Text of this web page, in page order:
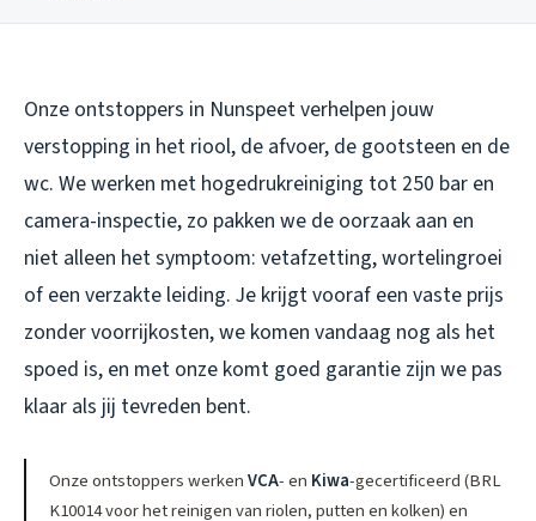
Onze ontstoppers in Nunspeet verhelpen jouw
verstopping in het riool, de afvoer, de gootsteen en de
wc. We werken met hogedrukreiniging tot 250 bar en
camera-inspectie, zo pakken we de oorzaak aan en
niet alleen het symptoom: vetafzetting, wortelingroei
of een verzakte leiding. Je krijgt vooraf een vaste prijs
zonder voorrijkosten, we komen vandaag nog als het
spoed is, en met onze komt goed garantie zijn we pas
klaar als jij tevreden bent.
Onze ontstoppers werkenVCA- en Kiwa-gecertificeerd (BRL
K10014 voor het reinigen van riolen, putten en kolken) en